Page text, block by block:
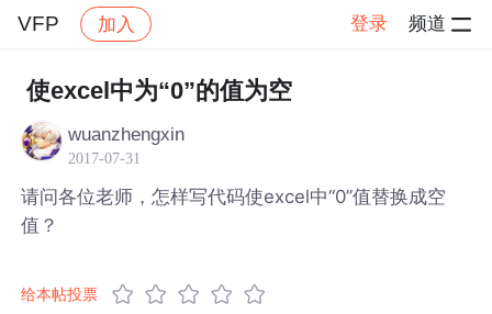
VFP 加入 登录 频道
社区 VFP 帖子详情
使excel中为“0”的值为空
wuanzhengxin
2017-07-31
请问各位老师，怎样写代码使excel中“0”值替换成空
值？
给本帖投票